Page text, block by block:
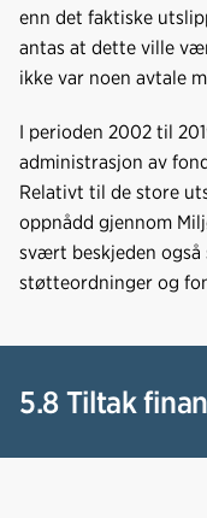
enn det faktiske
antas at dette ville
ikke var noen avtale
I perioden 2002 til
administrasjon av
Relativt til de store
oppnådd gjennom
svært beskjeden også
støtteordninger og
5.8 Tiltak